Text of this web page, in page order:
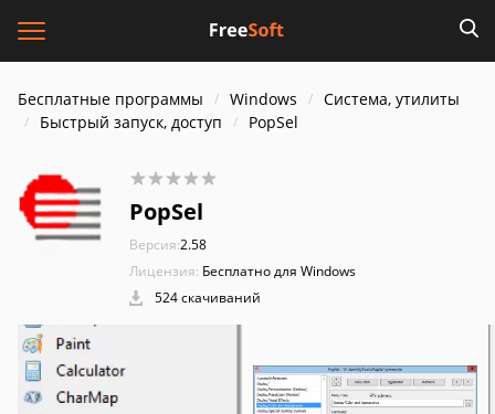
Бесплатные программы Windows
Система, утилиты
Быстрый запуск, доступ
PopSel
PopSel
Версия:2.58
Лицензия: Бесплатно для Windows
524 скачиваний